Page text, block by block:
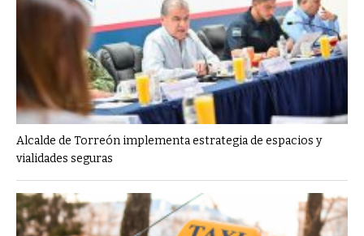
Alcalde de Torreón implementa estrategia de espacios y
vialidades seguras